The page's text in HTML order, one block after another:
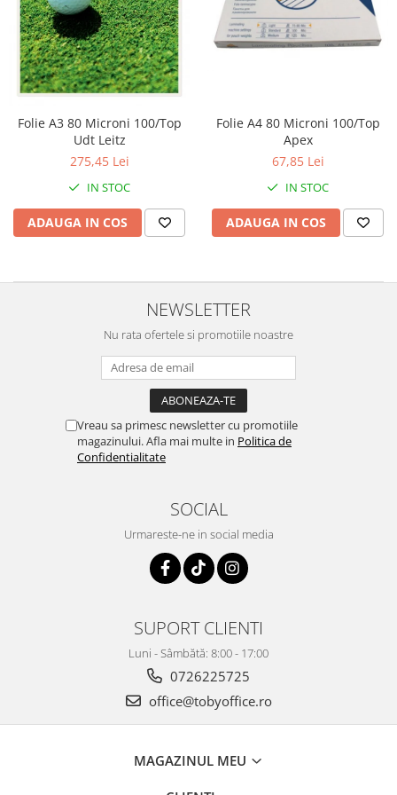
Perforatoare
Suporturi pentru accesorii
Suporturi pentru documente
Tavite pentru Documente
Tusuri si tusiere
Europubele
Hartie igienica
Lavete
Odorizante
Produse din hartie
Prosoape din hartie
Saci menajeri
Sapunuri si dezinfectanti
Uz universal
Folie A3 80 Microni 100/Top
Udt Leitz
275,45 Lei
IN STOC
ADAUGA IN COS
Folie A4 80 Microni 100/Top
Apex
67,85 Lei
IN STOC
ADAUGA IN COS
NEWSLETTER
Nu rata ofertele si promotiile noastre
Vreau sa primesc newsletter cu promotiile
magazinului. Afla mai multe in Politica de
Confidentialitate
SOCIAL
Urmareste-ne in social media
SUPORT CLIENTI
Luni - Sâmbătă: 8:00 - 17:00
0726225725
office@tobyoffice.ro
MAGAZINUL MEU